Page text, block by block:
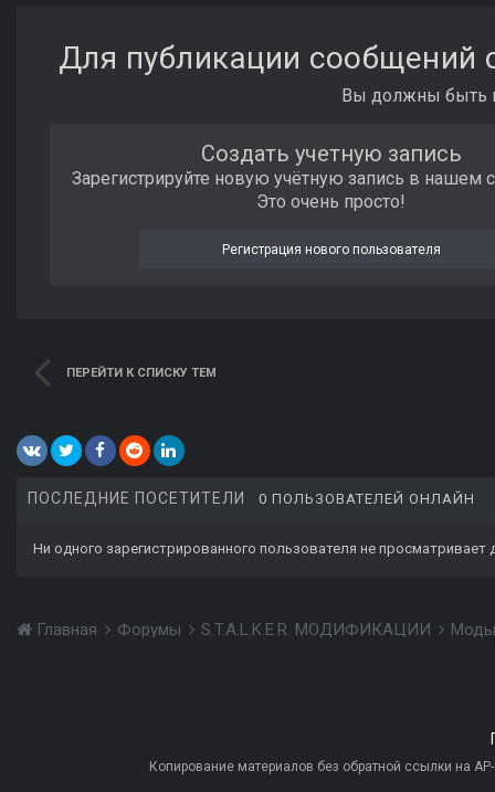
Для публикации сообщений
Вы должны быть
Создать учетную запись
Зарегистрируйте новую учётную запись в нашем
Это очень просто!
Регистрация нового пользователя
ПЕРЕЙТИ К СПИСКУ ТЕМ
ПОСЛЕДНИЕ ПОСЕТИТЕЛИ 0 ПОЛЬЗОВАТЕЛЕЙ ОНЛАЙН
Ни одного зарегистрированного пользователя не просматривает
Главная Форумы S.T.A.L.K.E.R. МОДИФИКАЦИИ
Копирование материалов без обратной ссылки на